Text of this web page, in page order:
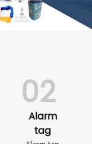
02
Alarm
tag